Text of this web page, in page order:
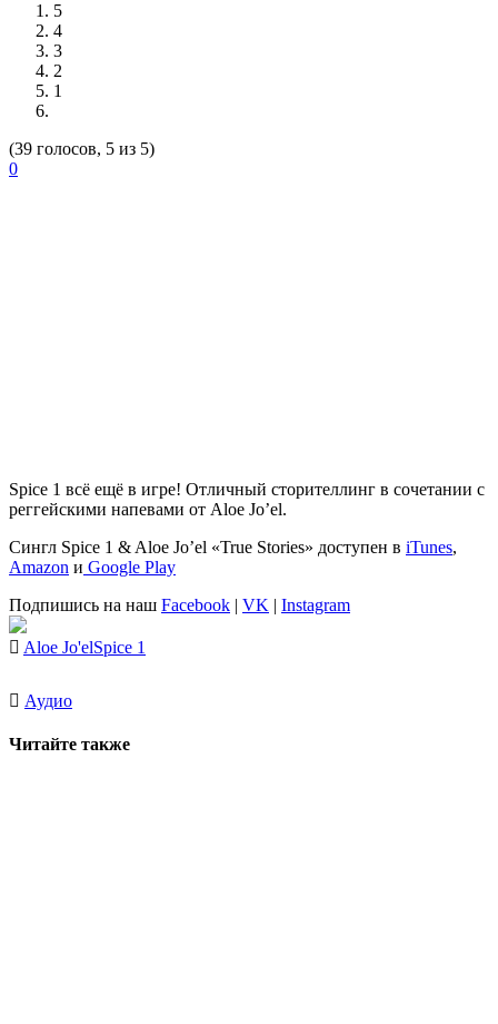
5
4
3
2
1
(39 голосов, 5 из 5)
0
Spice 1 всё ещё в игре! Отличный сторителлинг в сочетании с
реггейскими напевами от Aloe Jo’el.
Сингл Spice 1 & Aloe Jo’el «True Stories» доступен в iTunes,
Amazon и Google Play
Подпишись на наш Facebook | VK | Instagram
Aloe Jo'elSpice 1
Аудио
Читайте также